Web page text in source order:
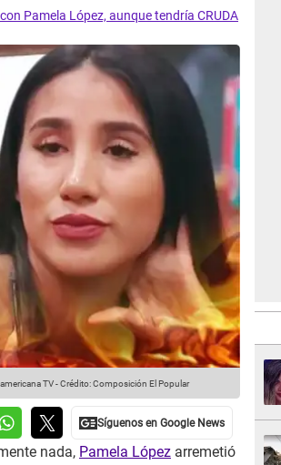
Pamela López, aunque tendría CRUDA
TV-Crédito: Composición El Popular
nada, Pamela López arremetió